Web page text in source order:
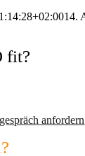
14.
fit?
anfordern